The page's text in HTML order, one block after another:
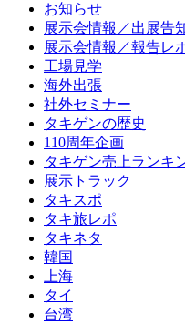
お知らせ
展示会情報／出展告
展示会情報／報告レ
工場見学
海外出張
社外セミナー
タキゲンの歴史
110周年企画
タキゲン売上ランキ
展示トラック
タキスポ
タキ旅レポ
タキネタ
韓国
上海
タイ
台湾